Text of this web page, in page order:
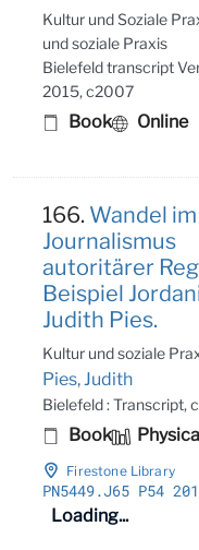
Kultur und Soziale
und soziale Praxis
Bielefeld transcript
2015, c2007
Book Online
166. Wandel im
Journalismus
autoritärer
Beispiel
Judith Pies.
Kultur und soziale
Pies, Judith
Bielefeld : Transcript,
Book
Firestone Library
PN5449.J65 P54
Loading...